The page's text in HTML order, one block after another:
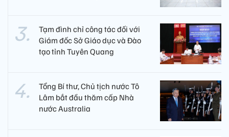
Tạm đình chỉ công tác đối với
Giám đốc Sở Giáo dục và Đào
tạo tỉnh Tuyên Quang
Tổng Bí thư, Chủ tịch nước Tô
Lâm bắt đầu thăm cấp Nhà
nước Australia